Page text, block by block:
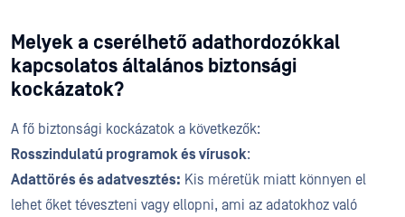
Melyek a cserélhető adathordozókkal
kapcsolatos általános biztonsági
kockázatok?
A fő biztonsági kockázatok a következők:
Rosszindulatú programok és vírusok:
Adattörés és adatvesztés: Kis méretük miatt könnyen el
lehet őket téveszteni vagy ellopni, ami az adatokhoz való